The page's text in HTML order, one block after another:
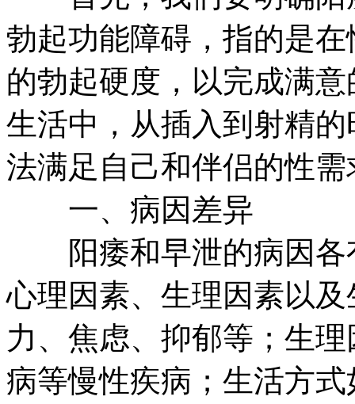
勃起功能障碍，指的是
的勃起硬度，以完成满
生活中，从插入到射精
法满足自己和伴侣的性需
一、病因差异
阳痿和早泄的病因各
心理因素、生理因素以
力、焦虑、抑郁等；生
病等慢性疾病；生活方